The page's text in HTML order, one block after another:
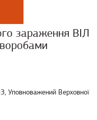
зараження ВІЛ
Уповноважений Верховної